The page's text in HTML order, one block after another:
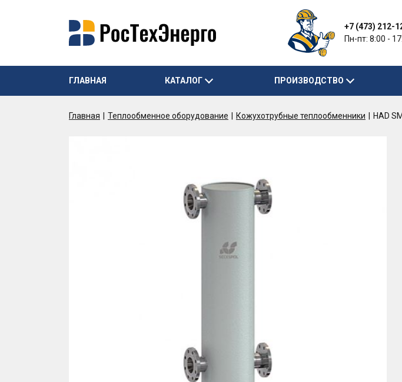
+7 (473) 212-
Пн-пт: 8:00 -
ГЛАВНАЯ КАТАЛОГ ПРОИЗВОДСТВО
Главная Теплообменное оборудование Кожухотрубные теплообменники HAD